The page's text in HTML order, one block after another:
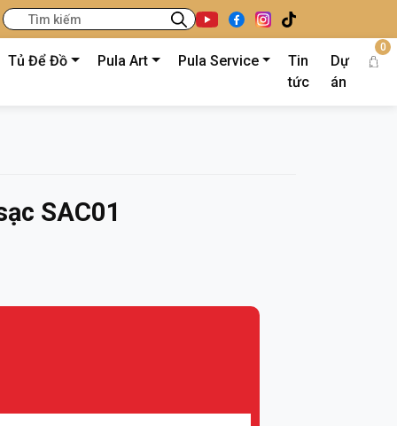
Tủ Để Đồ Pula Art Pula Service
Tin
tức
Dự
án
0
SAC01